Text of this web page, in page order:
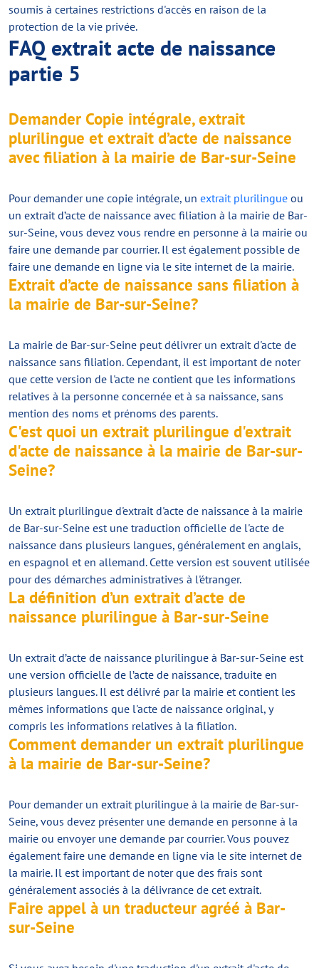
soumis à certaines restrictions d'accès en raison de la
protection de la vie privée.
FAQ extrait acte de naissance
partie 5
Demander Copie intégrale, extrait
plurilingue et extrait d’acte de naissance
avec filiation à la mairie de Bar-sur-Seine
Pour demander une copie intégrale, un extrait plurilingue ou
un extrait d’acte de naissance avec filiation à la mairie de Bar-
sur-Seine, vous devez vous rendre en personne à la mairie ou
faire une demande par courrier. Il est également possible de
faire une demande en ligne via le site internet de la mairie.
Extrait d’acte de naissance sans filiation à
la mairie de Bar-sur-Seine?
La mairie de Bar-sur-Seine peut délivrer un extrait d'acte de
naissance sans filiation. Cependant, il est important de noter
que cette version de l'acte ne contient que les informations
relatives à la personne concernée et à sa naissance, sans
mention des noms et prénoms des parents.
C'est quoi un extrait plurilingue d'extrait
d'acte de naissance à la mairie de Bar-sur-
Seine?
Un extrait plurilingue d'extrait d'acte de naissance à la mairie
de Bar-sur-Seine est une traduction officielle de l'acte de
naissance dans plusieurs langues, généralement en anglais,
en espagnol et en allemand. Cette version est souvent utilisée
pour des démarches administratives à l'étranger.
La définition d’un extrait d’acte de
naissance plurilingue à Bar-sur-Seine
Un extrait d’acte de naissance plurilingue à Bar-sur-Seine est
une version officielle de l’acte de naissance, traduite en
plusieurs langues. Il est délivré par la mairie et contient les
mêmes informations que l'acte de naissance original, y
compris les informations relatives à la filiation.
Comment demander un extrait plurilingue
à la mairie de Bar-sur-Seine?
Pour demander un extrait plurilingue à la mairie de Bar-sur-
Seine, vous devez présenter une demande en personne à la
mairie ou envoyer une demande par courrier. Vous pouvez
également faire une demande en ligne via le site internet de
la mairie. Il est important de noter que des frais sont
généralement associés à la délivrance de cet extrait.
Faire appel à un traducteur agréé à Bar-
sur-Seine